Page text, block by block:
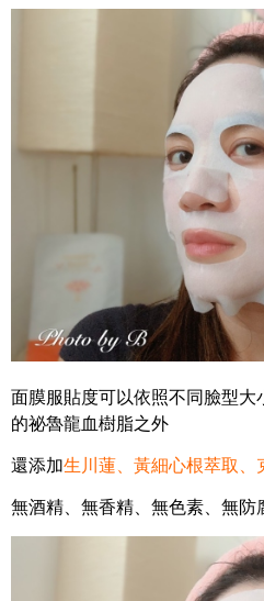
面膜服貼度可以依照不同臉型大
的祕魯龍血樹脂之外
還添加生川蓮、黃細心根萃取、
無酒精、無香精、無色素、無防